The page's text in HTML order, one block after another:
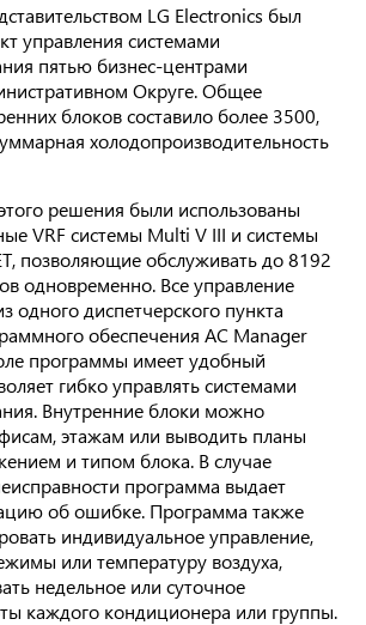
LG Electronics был
управления системами
пятью бизнес-центрами
Округе. Общее
блоков составило более 3500,
холодопроизводительность
решения были использованы
VRF системы Multi V III и системы
позволяющие обслуживать до 8192
одновременно. Все управление
одного диспетчерского пункта
обеспечения AC Manager
программы имеет удобный
гибко управлять системами
Внутренние блоки можно
этажам или выводить планы
и типом блока. В случае
программа выдает
об ошибке. Программа также
индивидуальное управление,
или температуру воздуха,
недельное или суточное
каждого кондиционера или группы.